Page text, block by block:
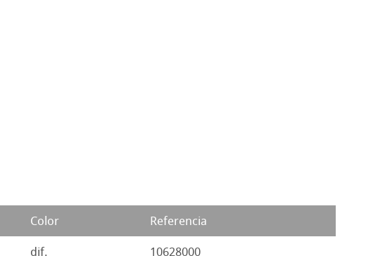
Color Referencia
dif. 10628000